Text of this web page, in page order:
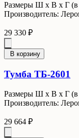
Размеры Ш x В x Г (в
Производитель:
29 330 ₽
В корзину
Тумба ТБ-2601
Размеры Ш x В x Г (в
Производитель:
29 664 ₽